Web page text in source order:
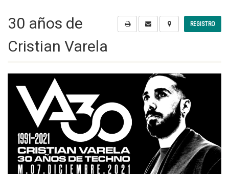
REGISTRO
30 años de
Cristian Varela